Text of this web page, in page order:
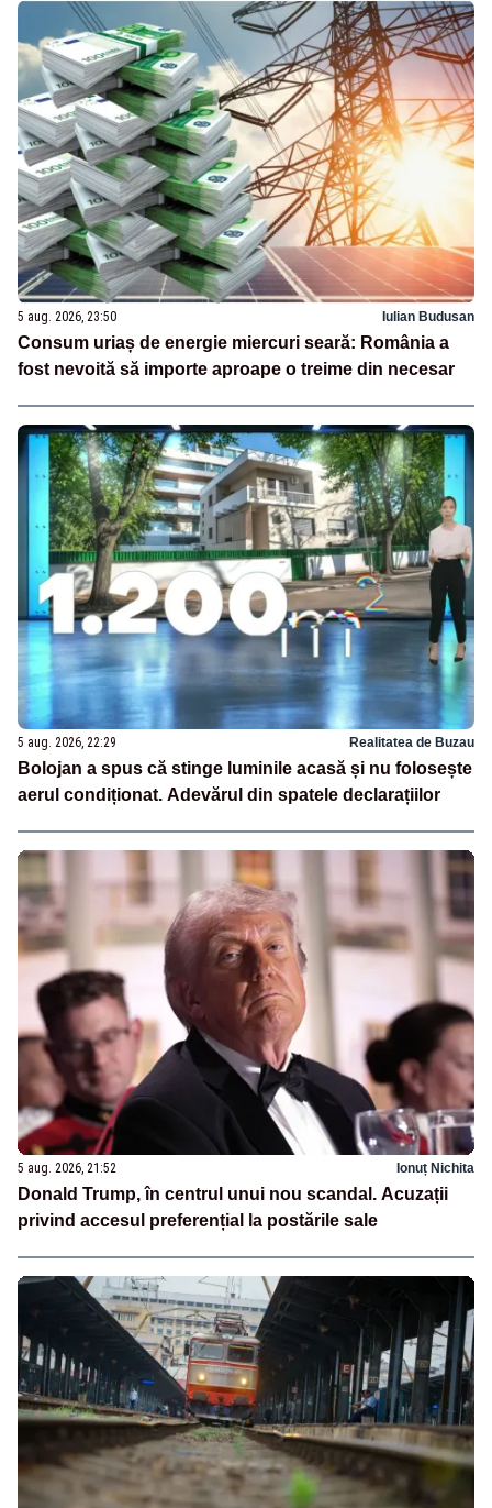
5 aug. 2026, 23:50 Iulian Budusan
Consum uriaș de energie miercuri seară: România a
fost nevoită să importe aproape o treime din necesar
5 aug. 2026, 22:29 Realitatea de Buzau
Bolojan a spus că stinge luminile acasă și nu folosește
aerul condiționat. Adevărul din spatele declarațiilor
5 aug. 2026, 21:52 Ionuț Nichita
Donald Trump, în centrul unui nou scandal. Acuzații
privind accesul preferențial la postările sale